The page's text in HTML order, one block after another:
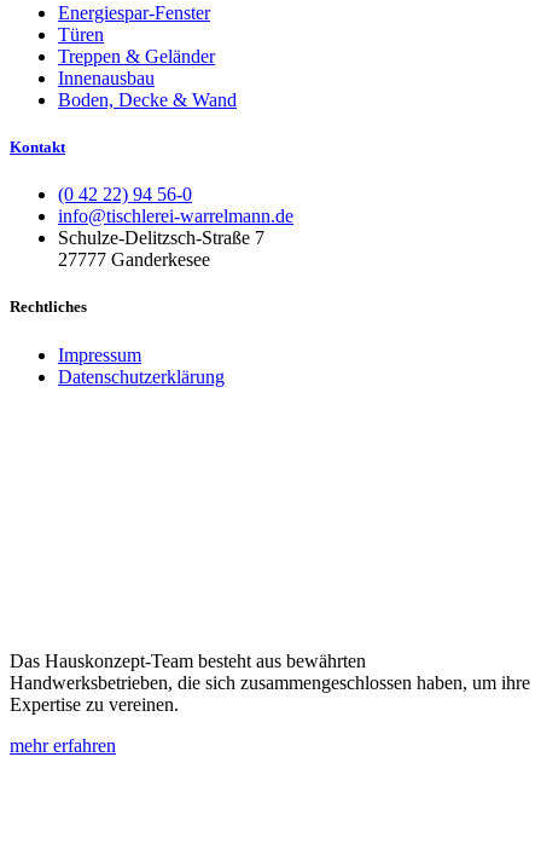
Energiespar-Fenster
Türen
Treppen & Geländer
Innenausbau
Boden, Decke & Wand
Kontakt
(0 42 22) 94 56-0
info@tischlerei-warrelmann.de
Schulze-Delitzsch-Straße 7
27777 Ganderkesee
Rechtliches
Impressum
Datenschutzerklärung
Das Hauskonzept-Team besteht aus bewährten
Handwerksbetrieben, die sich zusammengeschlossen haben, um ihre
Expertise zu vereinen.
mehr erfahren